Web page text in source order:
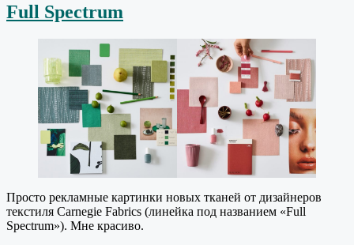
Full Spectrum
Просто рекламные картинки новых тканей от дизайнеров
текстиля Carnegie Fabrics (линейка под названием «Full
Spectrum»). Мне красиво.